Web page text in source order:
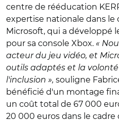
centre de rééducation
expertise nationale dans
Microsoft, qui a développé
pour sa console Xbox. «
acteur du jeu vidéo, et
outils adaptés et la
l'inclusion », souligne
bénéficié d'un montage
un coût total de 67 000
20 000 euros dans le